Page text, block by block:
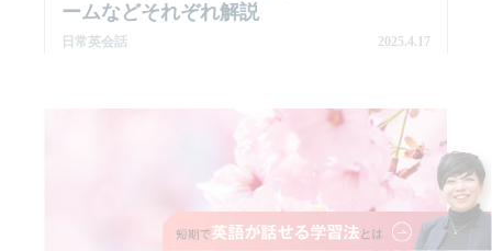
ームなどそれぞれ解説
日常英会話 2025.4.17